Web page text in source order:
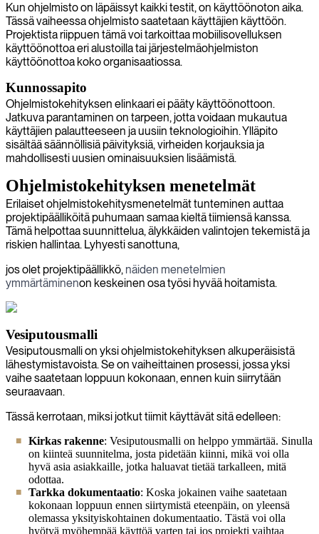
Kun ohjelmisto on läpäissyt kaikki testit, on käyttöönoton aika.
Tässä vaiheessa ohjelmisto saatetaan käyttäjien käyttöön.
Projektista riippuen tämä voi tarkoittaa mobiilisovelluksen
käyttöönottoa eri alustoilla tai järjestelmäohjelmiston
käyttöönottoa koko organisaatiossa.
Kunnossapito
Ohjelmistokehityksen elinkaari ei pääty käyttöönottoon.
Jatkuva parantaminen on tarpeen, jotta voidaan mukautua
käyttäjien palautteeseen ja uusiin teknologioihin. Ylläpito
sisältää säännöllisiä päivityksiä, virheiden korjauksia ja
mahdollisesti uusien ominaisuuksien lisäämistä.
Ohjelmistokehityksen menetelmät
Erilaiset ohjelmistokehitysmenetelmät tunteminen auttaa
projektipäälliköitä puhumaan samaa kieltä tiimiensä kanssa.
Tämä helpottaa suunnittelua, älykkäiden valintojen tekemistä ja
riskien hallintaa. Lyhyesti sanottuna,
jos olet projektipäällikkö, näiden menetelmien
ymmärtäminenon keskeinen osa työsi hyvää hoitamista.
Vesiputousmalli
Vesiputousmalli on yksi ohjelmistokehityksen alkuperäisistä
lähestymistavoista. Se on vaiheittainen prosessi, jossa yksi
vaihe saatetaan loppuun kokonaan, ennen kuin siirrytään
seuraavaan.
Tässä kerrotaan, miksi jotkut tiimit käyttävät sitä edelleen:
Kirkas rakenne: Vesiputousmalli on helppo ymmärtää. Sinulla
on kiinteä suunnitelma, josta pidetään kiinni, mikä voi olla
hyvä asia asiakkaille, jotka haluavat tietää tarkalleen, mitä
odottaa.
Tarkka dokumentaatio: Koska jokainen vaihe saatetaan
kokonaan loppuun ennen siirtymistä eteenpäin, on yleensä
olemassa yksityiskohtainen dokumentaatio. Tästä voi olla
hyötyä myöhempää käyttöä varten tai jos projekti vaihtaa